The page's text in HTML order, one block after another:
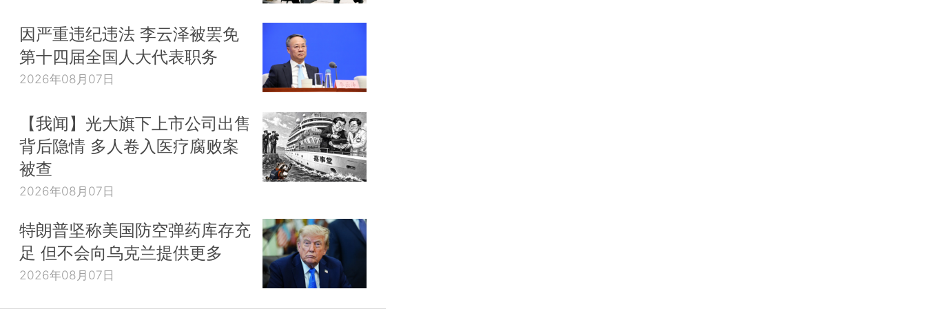
因严重违纪违法 李云泽被罢免
第十四届全国人大代表职务
2026年08月07日
【我闻】光大旗下上市公司出售
背后隐情 多人卷入医疗腐败案
被查
2026年08月07日
特朗普坚称美国防空弹药库存充
足 但不会向乌克兰提供更多
2026年08月07日